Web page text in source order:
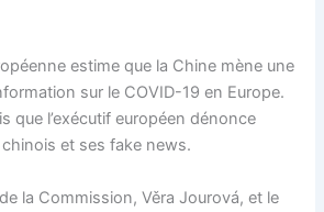
estime que la Chine mène une
sur le COVID-19 en Europe.
que l’exécutif européen dénonce
chinois et ses fake news.
la Commission, Věra Jourová, et le